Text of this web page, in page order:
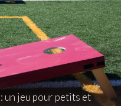
un jeu pour petits et